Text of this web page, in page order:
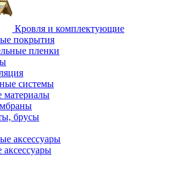
Кровля и комплектующие
покрытия
пленки
системы
материалы
брусы
аксессуары